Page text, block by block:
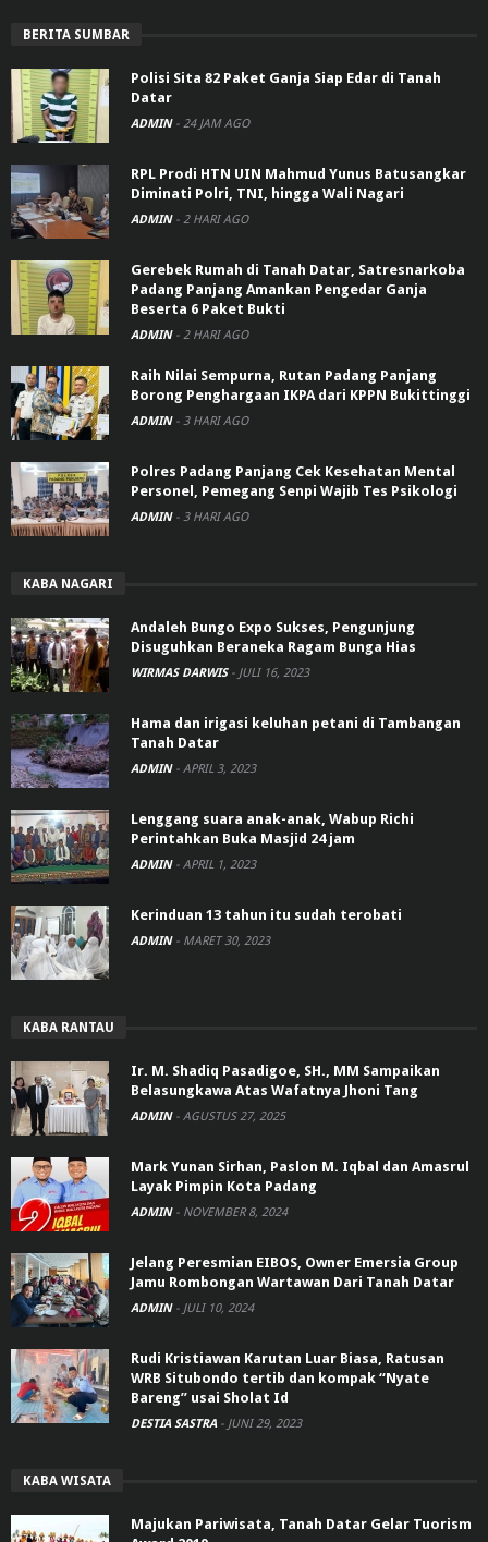
BERITA SUMBAR
Polisi Sita 82 Paket Ganja Siap Edar di Tanah
Datar
ADMIN - 24 JAM AGO
RPL Prodi HTN UIN Mahmud Yunus Batusangkar
Diminati Polri, TNI, hingga Wali Nagari
ADMIN - 2 HARI AGO
Gerebek Rumah di Tanah Datar, Satresnarkoba
Padang Panjang Amankan Pengedar Ganja
Beserta 6 Paket Bukti
ADMIN - 2 HARI AGO
Raih Nilai Sempurna, Rutan Padang Panjang
Borong Penghargaan IKPA dari KPPN Bukittinggi
ADMIN - 3 HARI AGO
Polres Padang Panjang Cek Kesehatan Mental
Personel, Pemegang Senpi Wajib Tes Psikologi
ADMIN - 3 HARI AGO
KABA NAGARI
Andaleh Bungo Expo Sukses, Pengunjung
Disuguhkan Beraneka Ragam Bunga Hias
WIRMAS DARWIS - JULI 16, 2023
Hama dan irigasi keluhan petani di Tambangan
Tanah Datar
ADMIN - APRIL 3, 2023
Lenggang suara anak-anak, Wabup Richi
Perintahkan Buka Masjid 24 jam
ADMIN - APRIL 1, 2023
Kerinduan 13 tahun itu sudah terobati
ADMIN - MARET 30, 2023
KABA RANTAU
Ir. M. Shadiq Pasadigoe, SH., MM Sampaikan
Belasungkawa Atas Wafatnya Jhoni Tang
ADMIN - AGUSTUS 27, 2025
Mark Yunan Sirhan, Paslon M. Iqbal dan Amasrul
Layak Pimpin Kota Padang
ADMIN - NOVEMBER 8, 2024
Jelang Peresmian EIBOS, Owner Emersia Group
Jamu Rombongan Wartawan Dari Tanah Datar
ADMIN - JULI 10, 2024
Rudi Kristiawan Karutan Luar Biasa, Ratusan
WRB Situbondo tertib dan kompak “Nyate
Bareng” usai Sholat Id
DESTIA SASTRA - JUNI 29, 2023
KABA WISATA
Majukan Pariwisata, Tanah Datar Gelar Tuorism